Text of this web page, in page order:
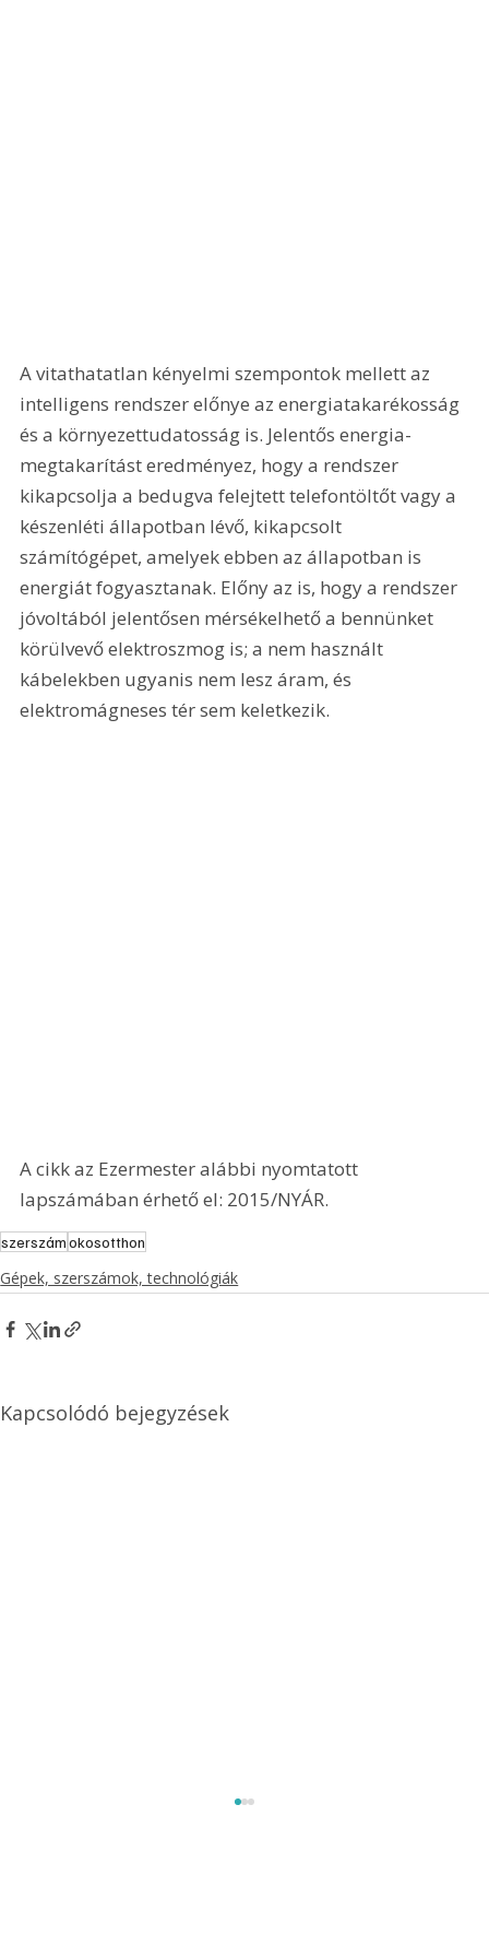
A vitathatatlan kényelmi szempontok mellett az
intelligens rendszer előnye az energiatakarékosság
és a környezettudatosság is. Jelentős energia-
megtakarítást eredményez, hogy a rendszer
kikapcsolja a bedugva felejtett telefontöltőt vagy a
készenléti állapotban lévő, kikapcsolt
számítógépet, amelyek ebben az állapotban is
energiát fogyasztanak. Előny az is, hogy a rendszer
jóvoltából jelentősen mérsékelhető a bennünket
körülvevő elektroszmog is; a nem használt
kábelekben ugyanis nem lesz áram, és
elektromágneses tér sem keletkezik.
A cikk az Ezermester alábbi nyomtatott
lapszámában érhető el: 2015/NYÁR.
szerszámokosotthon
Gépek, szerszámok, technológiák
Kapcsolódó bejegyzések